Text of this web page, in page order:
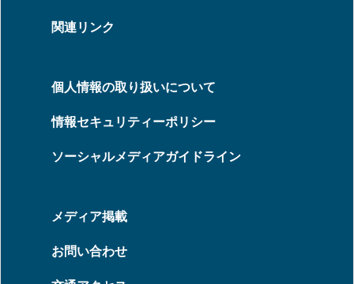
関連リンク
個人情報の取り扱いについて
情報セキュリティーポリシー
ソーシャルメディアガイドライン
メディア掲載
お問い合わせ